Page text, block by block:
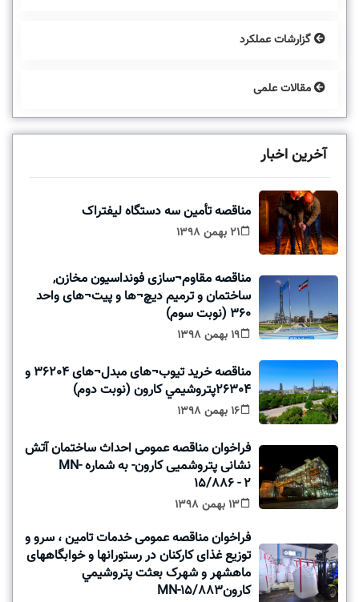
گزارشات عملکرد
مقالات علمی
آخرین اخبار
مناقصه تأمين سه دستگاه ليفتراک
21 بهمن 1398
مناقصه مقاوم¬سازی فونداسيون مخازن,
ساختمان و ترميم ديچ¬ها و پيت¬های واحد
360 (نوبت سوم)
19 بهمن 1398
مناقصه خريد تيوب¬های مبدل¬های 36204 و
26304پتروشيمي کارون (نوبت دوم)
16 بهمن 1398
فراخوان مناقصه عمومی احداث ساختمان آتش
نشانی پتروشمیی کارون- به شماره MN-
15/886 - 2
13 بهمن 1398
فراخوان مناقصه عمومی خدمات تامین ، سرو و
توزیع غذای کارکنان در رستورانها و خوابگاههای
ماهشهر و شهرک بعثت پتروشيمي
کارون15/883-MN